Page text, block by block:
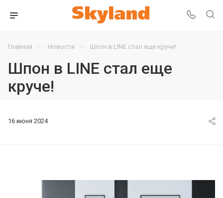
Главная — Новости — Шпон в LINE стал еще круче!
Шпон в LINE стал еще
круче!
16 июня 2024